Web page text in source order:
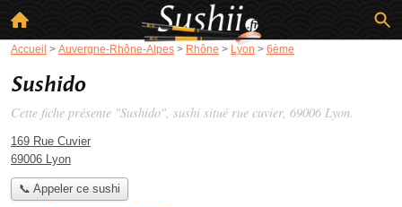
Accueil > Auvergne-Rhône-Alpes > Rhône > Lyon > 6ème
Sushido
Cette fiche présente "Sushido", sushi situé rue cuvier, 69006 Lyon.
169 Rue Cuvier
69006 Lyon
📞 Appeler ce sushi